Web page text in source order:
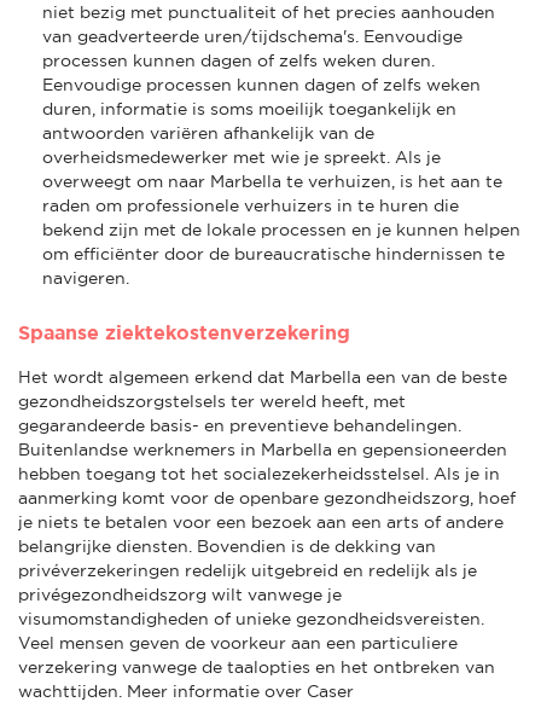
niet bezig met punctualiteit of het precies aanhouden
van geadverteerde uren/tijdschema's. Eenvoudige
processen kunnen dagen of zelfs weken duren.
Eenvoudige processen kunnen dagen of zelfs weken
duren, informatie is soms moeilijk toegankelijk en
antwoorden variëren afhankelijk van de
overheidsmedewerker met wie je spreekt. Als je
overweegt om naar Marbella te verhuizen, is het aan te
raden om professionele verhuizers in te huren die
bekend zijn met de lokale processen en je kunnen helpen
om efficiënter door de bureaucratische hindernissen te
navigeren.
Spaanse ziektekostenverzekering
Het wordt algemeen erkend dat Marbella een van de beste
gezondheidszorgstelsels ter wereld heeft, met
gegarandeerde basis- en preventieve behandelingen.
Buitenlandse werknemers in Marbella en gepensioneerden
hebben toegang tot het socialezekerheidsstelsel. Als je in
aanmerking komt voor de openbare gezondheidszorg, hoef
je niets te betalen voor een bezoek aan een arts of andere
belangrijke diensten. Bovendien is de dekking van
privéverzekeringen redelijk uitgebreid en redelijk als je
privégezondheidszorg wilt vanwege je
visumomstandigheden of unieke gezondheidsvereisten.
Veel mensen geven de voorkeur aan een particuliere
verzekering vanwege de taalopties en het ontbreken van
wachttijden. Meer informatie over Caser